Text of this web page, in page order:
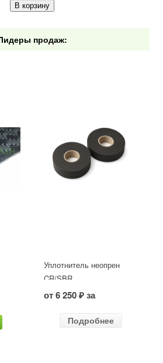
В корзину
продаж:
Уплотнитель неопрен
CR/SBR
от 6 250 ₽ за
Подробнее